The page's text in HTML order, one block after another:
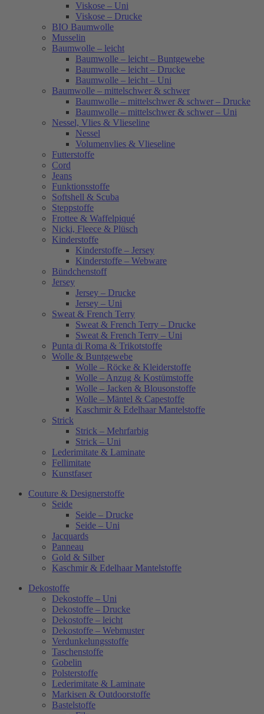
Viskose – Uni
Viskose – Drucke
BIO Baumwolle
Musselin
Baumwolle – leicht
Baumwolle – leicht – Buntgewebe
Baumwolle – leicht – Drucke
Baumwolle – leicht – Uni
Baumwolle – mittelschwer & schwer
Baumwolle – mittelschwer & schwer – Drucke
Baumwolle – mittelschwer & schwer – Uni
Nessel, Vlies & Vlieseline
Nessel
Volumenvlies & Vlieseline
Futterstoffe
Cord
Jeans
Funktionsstoffe
Softshell & Scuba
Steppstoffe
Frottee & Waffelpiqué
Nicki, Fleece & Plüsch
Kinderstoffe
Kinderstoffe – Jersey
Kinderstoffe – Webware
Bündchenstoff
Jersey
Jersey – Drucke
Jersey – Uni
Sweat & French Terry
Sweat & French Terry – Drucke
Sweat & French Terry – Uni
Punta di Roma & Trikotstoffe
Wolle & Buntgewebe
Wolle – Röcke & Kleiderstoffe
Wolle – Anzug & Kostümstoffe
Wolle – Jacken & Blousonstoffe
Wolle – Mäntel & Capestoffe
Kaschmir & Edelhaar Mantelstoffe
Strick
Strick – Mehrfarbig
Strick – Uni
Lederimitate & Laminate
Fellimitate
Kunstfaser
Couture & Designerstoffe
Seide
Seide – Drucke
Seide – Uni
Jacquards
Panneau
Gold & Silber
Kaschmir & Edelhaar Mantelstoffe
Dekostoffe
Dekostoffe – Uni
Dekostoffe – Drucke
Dekostoffe – leicht
Dekostoffe – Webmuster
Verdunkelungsstoffe
Taschenstoffe
Gobelin
Polsterstoffe
Lederimitate & Laminate
Markisen & Outdoorstoffe
Bastelstoffe